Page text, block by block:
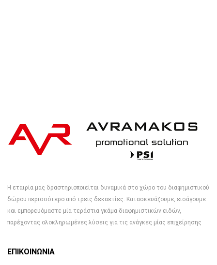
Η εταιρία μας δραστηριοποιείται δυναμικά στο χώρο του διαφημιστικού
δώρου περισσότερο από τρεις δεκαετίες. Κατασκευάζουμε, εισάγουμε
και εμπορευόμαστε μία τεράστια γκάμα διαφημιστικών ειδών,
παρέχοντας ολοκληρωμένες λύσεις για τις ανάγκες μίας επιχείρησης
ΕΠΙΚΟΙΝΩΝΙΑ